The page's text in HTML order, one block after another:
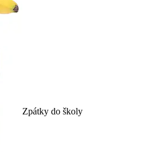
Zpátky do školy